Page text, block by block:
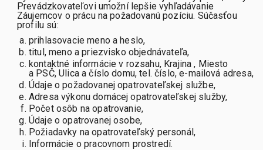
Prevádzkovateľovi umožní lepšie vyhľadávanie
Záujemcov o prácu na požadovanú pozíciu. Súčasťou
profilu sú:
prihlasovacie meno a heslo,
titul, meno a priezvisko objednávateľa,
kontaktné informácie v rozsahu, Krajina , Miesto
a PSČ, Ulica a číslo domu, tel. číslo, e-mailová adresa,
Údaje o požadovanej opatrovateľskej službe,
Adresa výkonu domácej opatrovateľskej služby,
Počet osôb na opatrovanie,
Údaje o opatrovanej osobe,
Požiadavky na opatrovateľský personál,
Informácie o pracovnom prostredí.